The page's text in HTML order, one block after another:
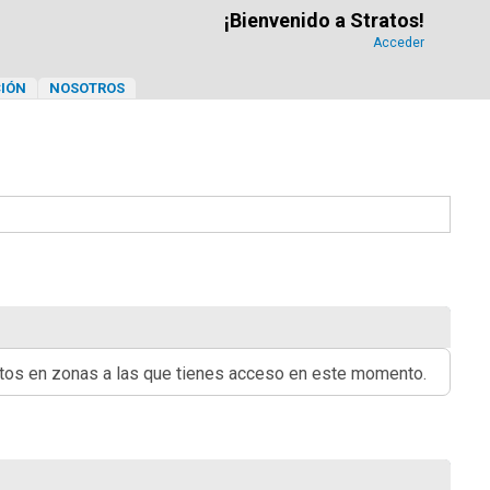
¡Bienvenido a Stratos!
Acceder
NOSOTROS
en zonas a las que tienes acceso en este momento.